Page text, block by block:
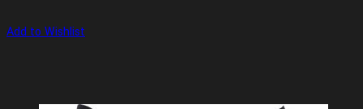
Add to Wishlist